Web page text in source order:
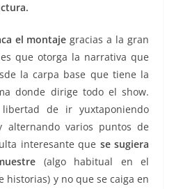
el montaje gracias a la gran
que otorga la narrativa que
la carpa base que tiene la
donde dirige todo el show.
de ir yuxtaponiendo
alternando varios puntos de
interesante que se sugiera
(algo habitual en el
historias) y no que se caiga en